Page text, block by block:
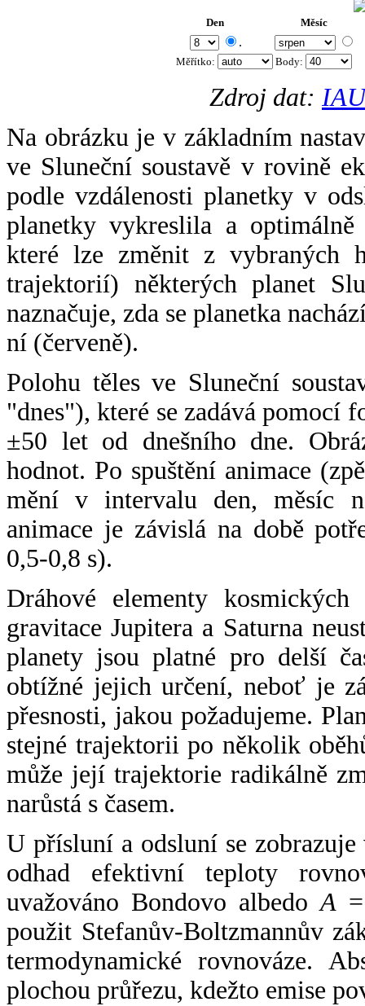
Den Měsíc
.
Měřítko: Body:
Zdroj dat:
Na obrázku je v základním
ve Sluneční soustavě v rovině
podle vzdálenosti planetky v
planetky vykreslila a
které lze změnit z vybraných
trajektorií) některých planet
naznačuje, zda se planetka
ní (červeně).
Polohu těles ve Sluneční
"dnes"), které se zadává pomocí
±50 let od dnešního dne.
hodnot. Po spuštění animace
mění v intervalu den, měsíc
animace je závislá na době
0,5-0,8 s).
Dráhové elementy
gravitace Jupitera a Saturna
planety jsou platné pro delší
obtížné jejich určení, neboť je
přesnosti, jakou požadujeme.
stejné trajektorii po několik
může její trajektorie radikálně
narůstá s časem.
U přísluní a odsluní se
odhad efektivní teploty
uvažováno Bondovo albedoA
použit Stefanův-Boltzmannův
termodynamické rovnováze.
plochou průřezu, kdežto emise